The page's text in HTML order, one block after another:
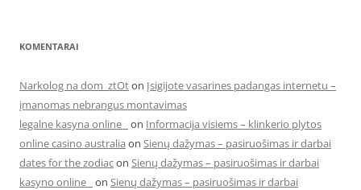
KOMENTARAI
Narkolog na dom_ztOton Įsigijote vasarines padangas internetu –
įmanomas nebrangus montavimas
legalne kasyna online
on Informacija visiems – klinkerio plytos
online casino australia on Sienų dažymas – pasiruošimas ir darbai
dates for the zodiacon Sienų dažymas – pasiruošimas ir darbai
kasyno online
on Sienų dažymas – pasiruošimas ir darbai